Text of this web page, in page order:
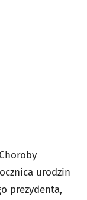
urodzin
prezydenta,